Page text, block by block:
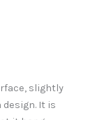
slightly
It is